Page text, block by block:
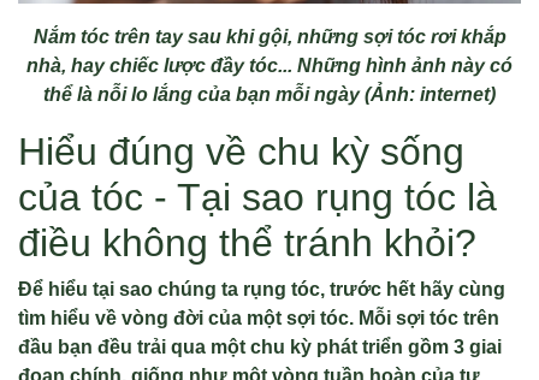
Nắm tóc trên tay sau khi gội, những sợi tóc rơi khắp
nhà, hay chiếc lược đầy tóc... Những hình ảnh này có
thể là nỗi lo lắng của bạn mỗi ngày (Ảnh: internet)
Hiểu đúng về chu kỳ sống
của tóc - Tại sao rụng tóc là
điều không thể tránh khỏi?
Để hiểu tại sao chúng ta rụng tóc, trước hết hãy cùng
tìm hiểu về vòng đời của một sợi tóc. Mỗi sợi tóc trên
đầu bạn đều trải qua một chu kỳ phát triển gồm 3 giai
đoạn chính, giống như một vòng tuần hoàn của tự